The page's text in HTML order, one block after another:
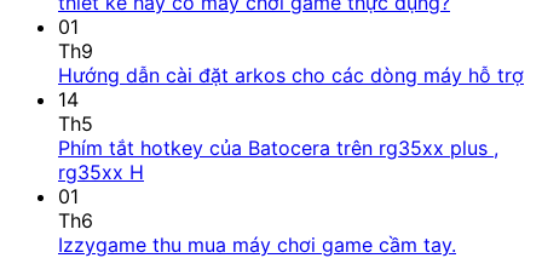
Ayaneo
(KONKR):
Nhỏ
luận
giá
Pocket
01
Th9
Hướng dẫn cài đặt arkos cho các dòng máy hỗ trợ
14
Th5
Phím tắt hotkey của Batocera trên rg35xx plus ,
rg35xx H
luận
01
Th6
Izzygame thu mua máy chơi game cầm tay.